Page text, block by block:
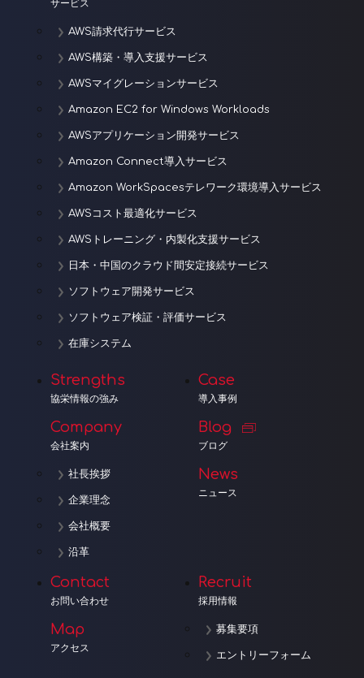
サービス
AWS請求代行サービス
AWS構築・導入支援サービス
AWSマイグレーションサービス
Amazon EC2 for Windows Workloads
AWSアプリケーション開発サービス
Amazon Connect導入サービス
Amazon WorkSpacesテレワーク環境導入サービス
AWSコスト最適化サービス
AWSトレーニング・内製化支援サービス
日本・中国のクラウド間安定接続サービス
ソフトウェア開発サービス
ソフトウェア検証・評価サービス
在庫システム
Strengths
協栄情報の強み
Company
会社案内
社長挨拶
企業理念
会社概要
沿革
Case
導入事例
Blog
ブログ
News
ニュース
Contact
お問い合わせ
Map
アクセス
Recruit
採用情報
募集要項
エントリーフォーム